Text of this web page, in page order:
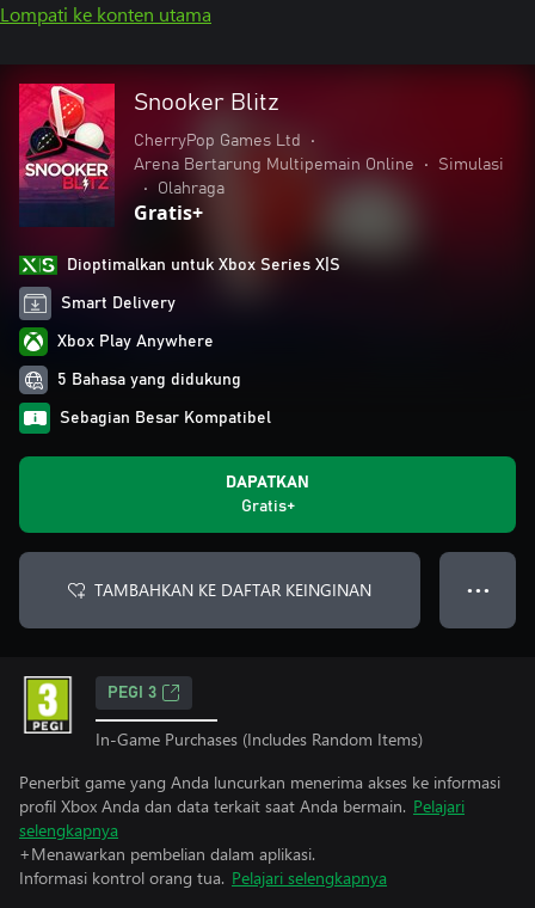
Lompati ke konten utama
Snooker Blitz
CherryPop Games Ltd
•
Arena Bertarung Multipemain Online
•
Simulasi
•
Olahraga
Gratis+
Dioptimalkan untuk Xbox Series X|S
Smart Delivery
Xbox Play Anywhere
5 Bahasa yang didukung
Sebagian Besar Kompatibel
DAPATKAN
Gratis+
TAMBAHKAN KE DAFTAR KEINGINAN ● ● ●
PEGI 3
In-Game Purchases (Includes Random Items)
Penerbit game yang Anda luncurkan menerima akses ke informasi
profil Xbox Anda dan data terkait saat Anda bermain. Pelajari
selengkapnya
+Menawarkan pembelian dalam aplikasi.
Informasi kontrol orang tua. Pelajari selengkapnya